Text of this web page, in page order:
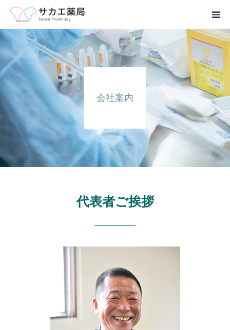
会社案内
代表者ご挨拶
ホーム
事業内容
求人募集
会社案内
ブログ